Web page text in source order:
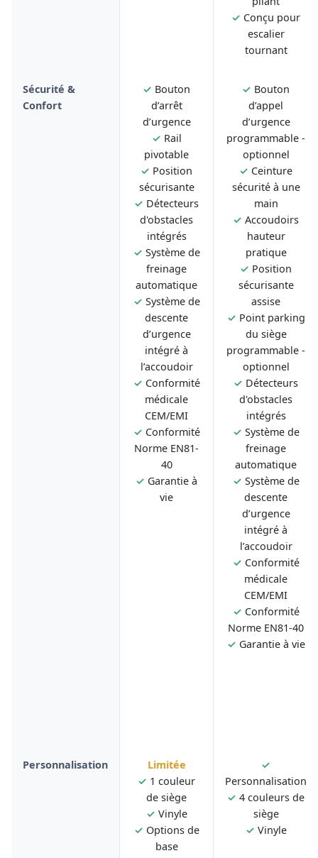
✓ Conçu pour
escalier
tournant
Sécurité &
Confort
✓ Bouton
d’arrêt
d’urgence
✓ Rail
pivotable
✓ Position
sécurisante
✓ Détecteurs
d'obstacles
intégrés
✓ Système de
freinage
automatique
✓ Système de
descente
d’urgence
intégré à
l’accoudoir
✓ Conformité
médicale
CEM/EMI
✓ Conformité
Norme EN81-
40
✓ Garantie à
vie
✓ Bouton
d’appel
d’urgence
programmable -
optionnel
✓ Ceinture
sécurité à une
main
✓ Accoudoirs
hauteur
pratique
✓ Position
sécurisante
assise
✓ Point parking
du siège
programmable -
optionnel
✓ Détecteurs
d'obstacles
intégrés
✓ Système de
freinage
automatique
✓ Système de
descente
d’urgence
intégré à
l’accoudoir
✓ Conformité
médicale
CEM/EMI
✓ Conformité
Norme EN81-40
✓ Garantie à vie
Personnalisation
Limitée
✓ 1 couleur
de siège
✓ Vinyle
✓ Options de
base
✓
Personnalisation
✓ 4 couleurs de
siège
✓ Vinyle